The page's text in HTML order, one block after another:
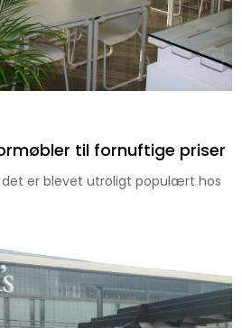
til fornuftige priser
er blevet utroligt populært hos